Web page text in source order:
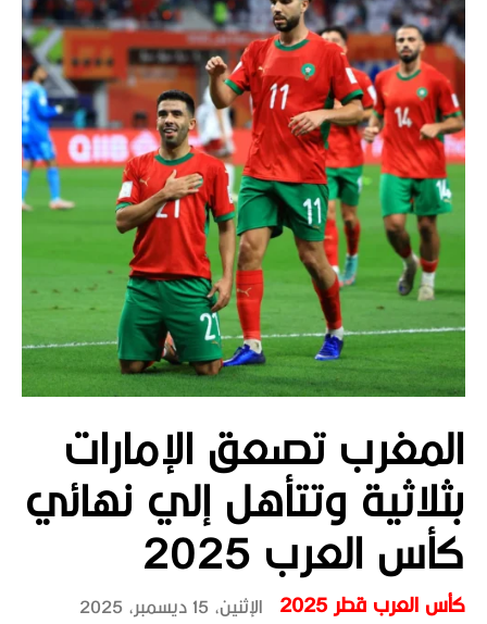
المغرب تصعق الإمارات
بثلاثية وتتأهل إلي نهائي
كأس العرب 2025
كأس العرب قطر 2025 الإثنين، 15 ديسمبر، 2025